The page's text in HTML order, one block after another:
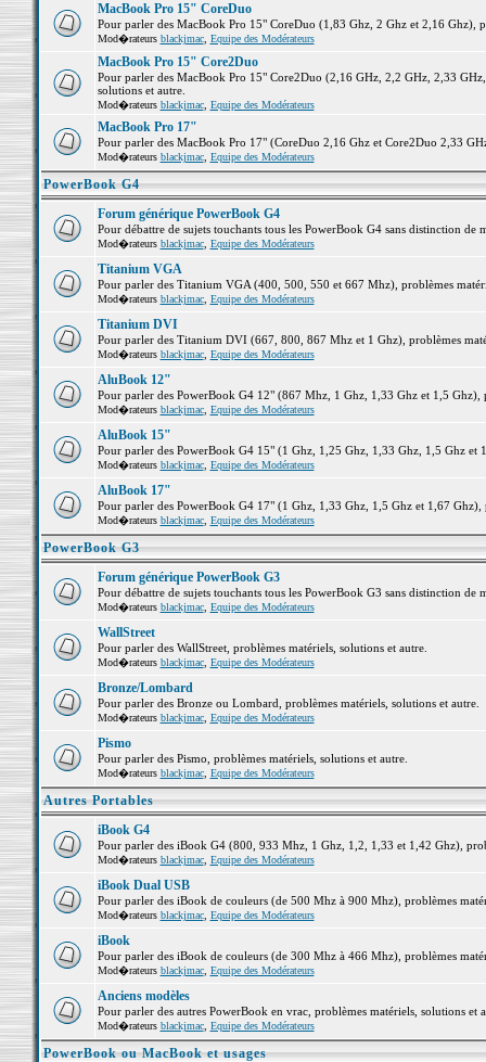
MacBook Pro 15" CoreDuo
Pour parler des MacBook Pro 15" CoreDuo (1,83 Ghz, 2 Ghz et 2,16 Ghz),
Mod�rateurs blackjmac, Equipe des Modérateurs
MacBook Pro 15" Core2Duo
Pour parler des MacBook Pro 15" Core2Duo (2,16 GHz, 2,2 GHz, 2,33
solutions et autre.
Mod�rateurs blackjmac, Equipe des Modérateurs
MacBook Pro 17"
Pour parler des MacBook Pro 17" (CoreDuo 2,16 Ghz et Core2Duo 2,33
Mod�rateurs blackjmac, Equipe des Modérateurs
PowerBook G4
Forum générique PowerBook G4
Pour débattre de sujets touchants tous les PowerBook G4 sans distinction de
Mod�rateurs blackjmac, Equipe des Modérateurs
Titanium VGA
Pour parler des Titanium VGA (400, 500, 550 et 667 Mhz), problèmes
Mod�rateurs blackjmac, Equipe des Modérateurs
Titanium DVI
Pour parler des Titanium DVI (667, 800, 867 Mhz et 1 Ghz), problèmes
Mod�rateurs blackjmac, Equipe des Modérateurs
AluBook 12"
Pour parler des PowerBook G4 12" (867 Mhz, 1 Ghz, 1,33 Ghz et 1,5 Ghz),
Mod�rateurs blackjmac, Equipe des Modérateurs
AluBook 15"
Pour parler des PowerBook G4 15" (1 Ghz, 1,25 Ghz, 1,33 Ghz, 1,5 Ghz et
Mod�rateurs blackjmac, Equipe des Modérateurs
AluBook 17"
Pour parler des PowerBook G4 17" (1 Ghz, 1,33 Ghz, 1,5 Ghz et 1,67 Ghz),
Mod�rateurs blackjmac, Equipe des Modérateurs
PowerBook G3
Forum générique PowerBook G3
Pour débattre de sujets touchants tous les PowerBook G3 sans distinction de
Mod�rateurs blackjmac, Equipe des Modérateurs
WallStreet
Pour parler des WallStreet, problèmes matériels, solutions et autre.
Mod�rateurs blackjmac, Equipe des Modérateurs
Bronze/Lombard
Pour parler des Bronze ou Lombard, problèmes matériels, solutions et autre.
Mod�rateurs blackjmac, Equipe des Modérateurs
Pismo
Pour parler des Pismo, problèmes matériels, solutions et autre.
Mod�rateurs blackjmac, Equipe des Modérateurs
Autres Portables
iBook G4
Pour parler des iBook G4 (800, 933 Mhz, 1 Ghz, 1,2, 1,33 et 1,42 Ghz),
Mod�rateurs blackjmac, Equipe des Modérateurs
iBook Dual USB
Pour parler des iBook de couleurs (de 500 Mhz à 900 Mhz), problèmes
Mod�rateurs blackjmac, Equipe des Modérateurs
iBook
Pour parler des iBook de couleurs (de 300 Mhz à 466 Mhz), problèmes
Mod�rateurs blackjmac, Equipe des Modérateurs
Anciens modèles
Pour parler des autres PowerBook en vrac, problèmes matériels, solutions et
Mod�rateurs blackjmac, Equipe des Modérateurs
PowerBook ou MacBook et usages